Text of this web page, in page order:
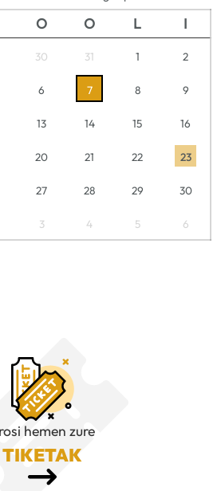
O O L I
30 31 1 2
6 7 8 9
13 14 15 16
20 21 22 23
27 28 29 30
3 4 5 6
hemen zure
TIKETAK